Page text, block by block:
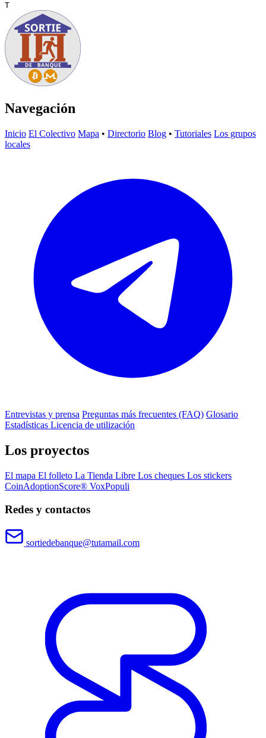
T
Navegación
Inicio El Colectivo Mapa • Directorio Blog • Tutoriales Los grupos
locales
Entrevistas y prensa Preguntas más frecuentes (FAQ) Glosario
Estadísticas Licencia de utilización
Los proyectos
El mapa El folleto La Tienda Libre Los cheques Los stickers
CoinAdoptionScore® VoxPopuli
Redes y contactos
sortiedebanque@tutamail.com